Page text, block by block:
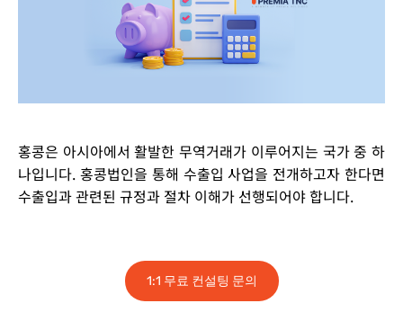
홍콩은 아시아에서 활발한 무역거래가 이루어지는 국가 중 하
나입니다. 홍콩법인을 통해 수출입 사업을 전개하고자 한다면
수출입과 관련된 규정과 절차 이해가 선행되어야 합니다.
1:1 무료 컨설팅 문의